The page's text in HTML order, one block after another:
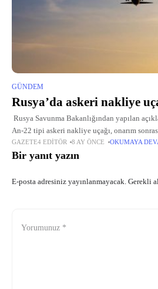
GÜNDEM
Rusya’da askeri nakliye
Rusya Savunma Bakanlığından yapılan
An-22 tipi askeri nakliye uçağı, onarım sonrası
yere düştü." ifadesi kullanıldı. Olay yerine
GAZETE4 EDITÖR 8 AY ÖNCE OKUMAYA
Bir yanıt yazın
E-posta adresiniz yayınlanmayacak. Gerekli